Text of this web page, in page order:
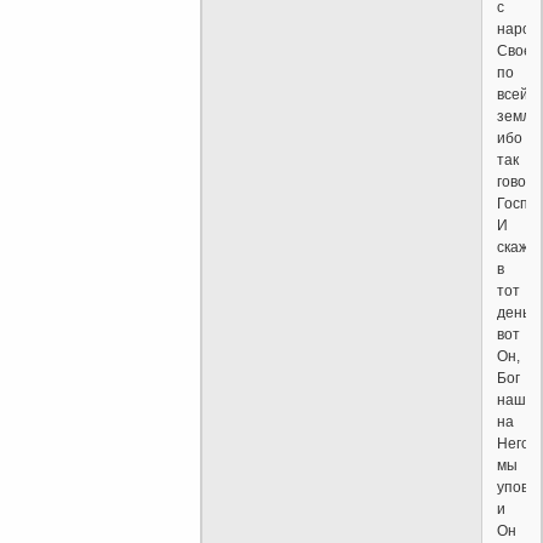
с
по
всей
земле;
ибо
так
И
скажут
в
тот
день:
вот
Он,
Бог
наш!
на
Него
мы
и
Он